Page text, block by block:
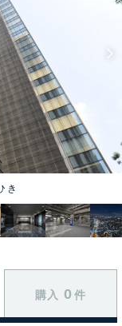
き
購入 0 件